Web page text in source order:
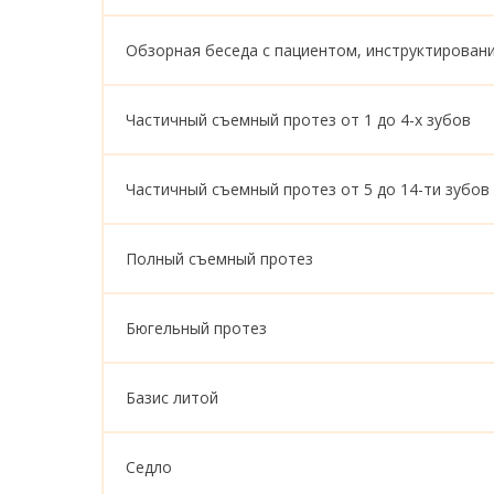
Обзорная беседа с пациентом,
Частичный съемный протез от 1 до 4-х зубов
Частичный съемный протез от 5 до 14-ти зубов
Полный съемный протез
Бюгельный протез
Базис литой
Седло